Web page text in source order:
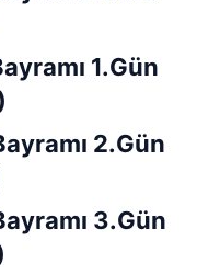
1.Gün
2.Gün
3.Gün